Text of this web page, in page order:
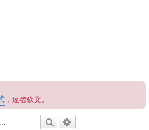
，違者砍文。
搜尋